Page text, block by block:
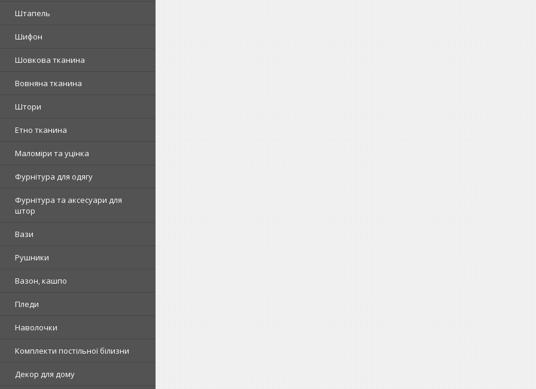
Штапель
Шифон
Шовкова тканина
Вовняна тканина
Штори
Етно тканина
Маломіри та уцінка
Фурнітура для одягу
Фурнітура та аксесуари для
штор
Вази
Рушники
Вазон, кашпо
Пледи
Наволочки
Комплекти постільної білизни
Декор для дому